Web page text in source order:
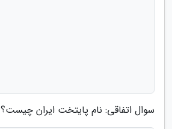
سوال اتفاقی: نام پایتخت ایران چیست؟